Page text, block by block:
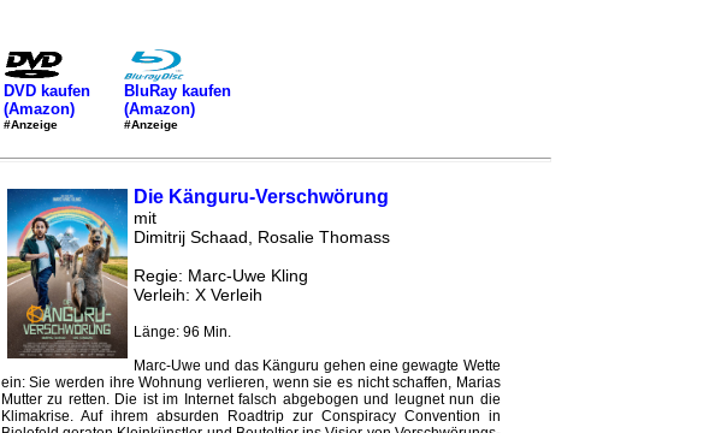
DVD kaufen
(Amazon)
#Anzeige
BluRay kaufen
(Amazon)
#Anzeige
Die Känguru-Verschwörung
mit
Dimitrij Schaad, Rosalie Thomass
Regie: Marc-Uwe Kling
Verleih: X Verleih
Länge: 96 Min.
Marc-Uwe und das Känguru gehen eine gewagte Wette
ein: Sie werden ihre Wohnung verlieren, wenn sie es nicht schaffen, Marias
Mutter zu retten. Die ist im Internet falsch abgebogen und leugnet nun die
Klimakrise. Auf ihrem absurden Roadtrip zur Conspiracy Convention in